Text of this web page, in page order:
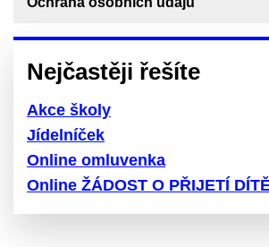
Nejčastěji řešíte
Akce školy
Jídelníček
Online omluvenka
Online ŽÁDOST O PŘIJETÍ